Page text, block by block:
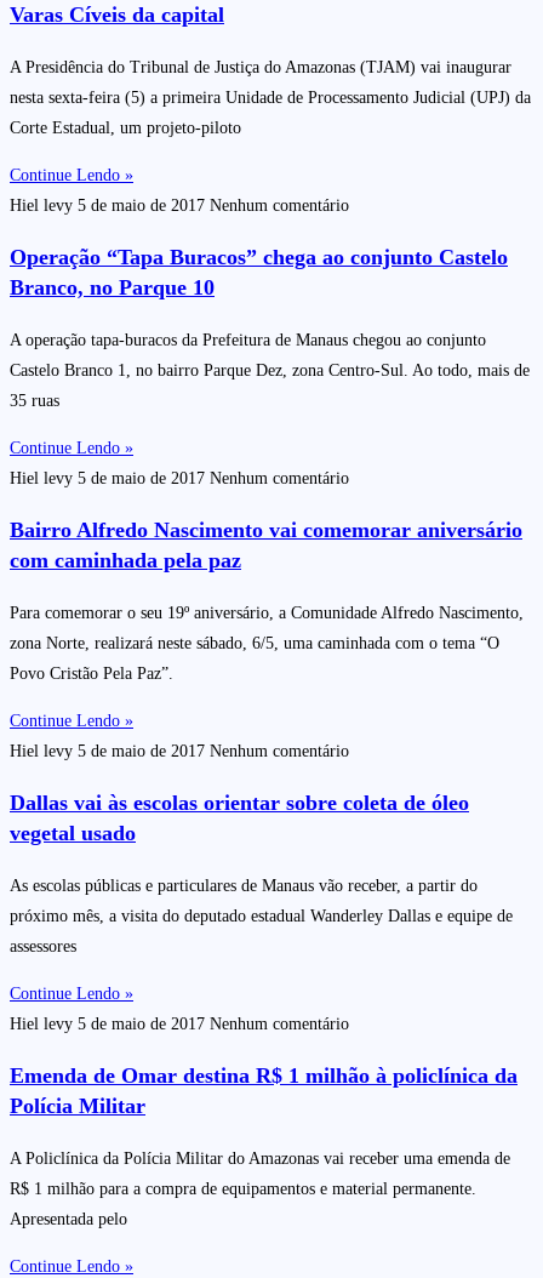
Varas Cíveis da capital
A Presidência do Tribunal de Justiça do Amazonas (TJAM) vai inaugurar
nesta sexta-feira (5) a primeira Unidade de Processamento Judicial (UPJ) da
Corte Estadual, um projeto-piloto
Continue Lendo »
Hiel levy 5 de maio de 2017 Nenhum comentário
Operação “Tapa Buracos” chega ao conjunto Castelo
Branco, no Parque 10
A operação tapa-buracos da Prefeitura de Manaus chegou ao conjunto
Castelo Branco 1, no bairro Parque Dez, zona Centro-Sul. Ao todo, mais de
35 ruas
Continue Lendo »
Hiel levy 5 de maio de 2017 Nenhum comentário
Bairro Alfredo Nascimento vai comemorar aniversário
com caminhada pela paz
Para comemorar o seu 19º aniversário, a Comunidade Alfredo Nascimento,
zona Norte, realizará neste sábado, 6/5, uma caminhada com o tema “O
Povo Cristão Pela Paz”.
Continue Lendo »
Hiel levy 5 de maio de 2017 Nenhum comentário
Dallas vai às escolas orientar sobre coleta de óleo
vegetal usado
As escolas públicas e particulares de Manaus vão receber, a partir do
próximo mês, a visita do deputado estadual Wanderley Dallas e equipe de
assessores
Continue Lendo »
Hiel levy 5 de maio de 2017 Nenhum comentário
Emenda de Omar destina R$ 1 milhão à policlínica da
Polícia Militar
A Policlínica da Polícia Militar do Amazonas vai receber uma emenda de
R$ 1 milhão para a compra de equipamentos e material permanente.
Apresentada pelo
Continue Lendo »